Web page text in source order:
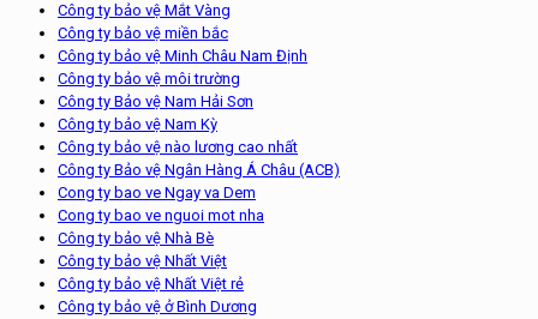
Công ty bảo vệ Mắt Vàng
Công ty bảo vệ miền bắc
Công ty bảo vệ Minh Châu Nam Định
Công ty bảo vệ môi trường
Công ty Bảo vệ Nam Hải Sơn
Công ty bảo vệ Nam Kỳ
Công ty bảo vệ nào lương cao nhất
Công ty Bảo vệ Ngân Hàng Á Châu (ACB)
Cong ty bao ve Ngay va Dem
Cong ty bao ve nguoi mot nha
Công ty bảo vệ Nhà Bè
Công ty bảo vệ Nhất Việt
Công ty bảo vệ Nhất Việt rẻ
Công ty bảo vệ ở Bình Dương